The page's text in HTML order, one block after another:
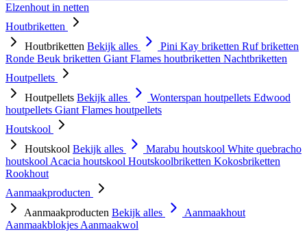
Elzenhout in netten
Houtbriketten
Houtbriketten Bekijk alles Pini Kay briketten Ruf briketten
Ronde Beuk briketten Giant Flames houtbriketten Nachtbriketten
Houtpellets
Houtpellets Bekijk alles Wonterspan houtpellets Edwood
houtpellets Giant Flames houtpellets
Houtskool
Houtskool Bekijk alles Marabu houtskool White quebracho
houtskool Acacia houtskool Houtskoolbriketten Kokosbriketten
Rookhout
Aanmaakproducten
Aanmaakproducten Bekijk alles
Aanmaakhout
Aanmaakblokjes Aanmaakwol